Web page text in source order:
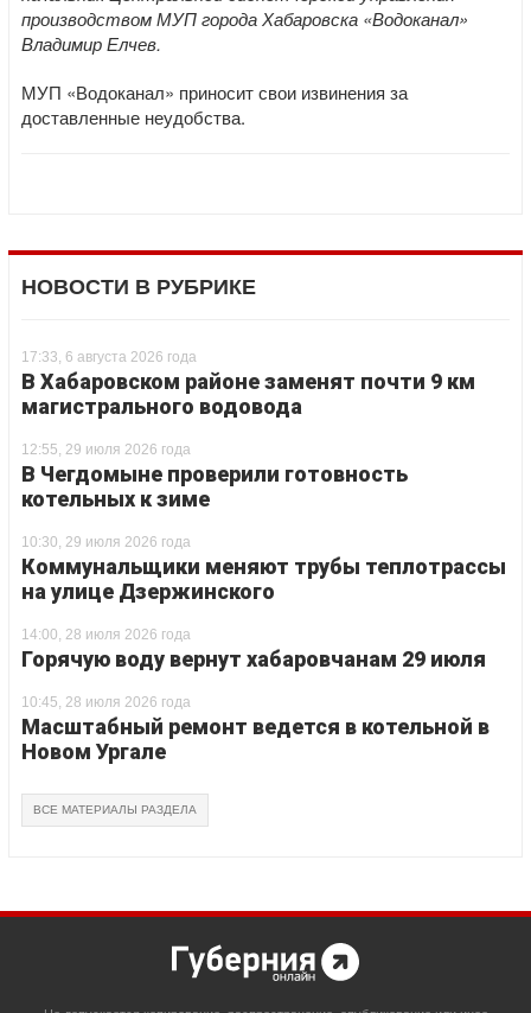
производством МУП города Хабаровска «Водоканал»
Владимир Елчев.
МУП «Водоканал» приносит свои извинения за
доставленные неудобства.
НОВОСТИ В РУБРИКЕ
17:33, 6 августа 2026 года
В Хабаровском районе заменят почти 9 км
магистрального водовода
12:55, 29 июля 2026 года
В Чегдомыне проверили готовность
котельных к зиме
10:30, 29 июля 2026 года
Коммунальщики меняют трубы теплотрассы
на улице Дзержинского
14:00, 28 июля 2026 года
Горячую воду вернут хабаровчанам 29 июля
10:45, 28 июля 2026 года
Масштабный ремонт ведется в котельной в
Новом Ургале
ВСЕ МАТЕРИАЛЫ РАЗДЕЛА